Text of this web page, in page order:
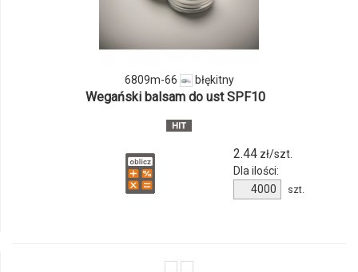
6809m-66 błękitny
Wegański balsam do ust SPF10
2.44zł/szt.
Dla ilości:
Ilość
produktu
szt.